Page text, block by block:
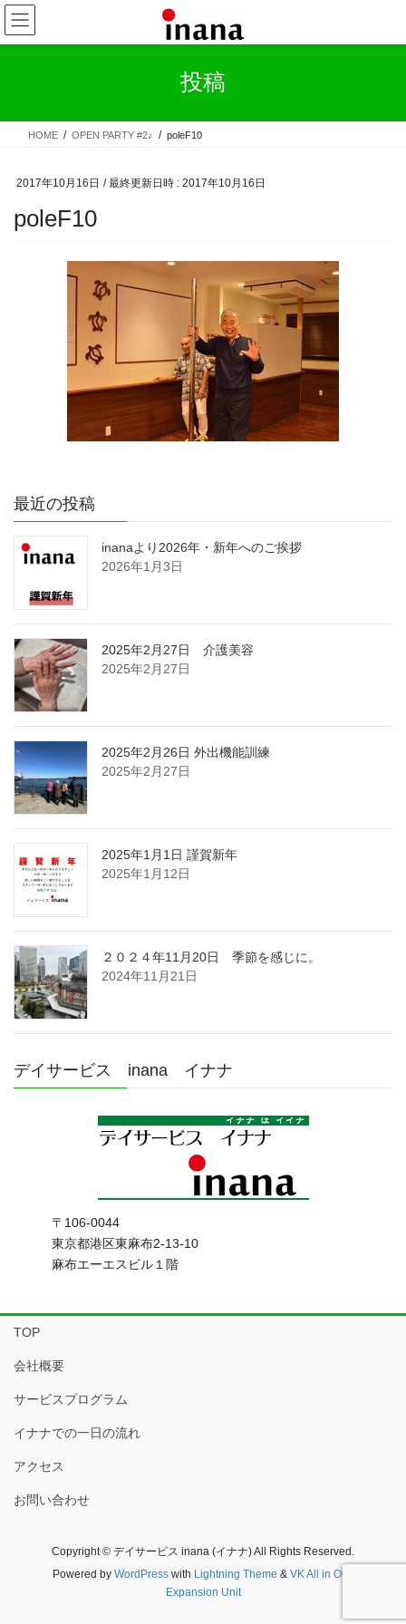
コ
ン
テ
ス
ナ
ビ
ゲ
ン
投稿
HOME OPEN PARTY #2♪ poleF10
2017年10月16日 / 最終更新日時 : 2017年10月16日
poleF10
最近の投稿
inanaより2026年・新年へのご挨拶
2026年1月3日
2025年2月27日 介護美容
2025年2月27日
2025年2月26日 外出機能訓練
2025年2月27日
2025年1月1日 謹賀新年
2025年1月12日
２０２４年11月20日 季節を感じに。
2024年11月21日
デイサービス inana イナナ
〒106-0044
東京都港区東麻布2-13-10
麻布エーエスビル１階
TOP
会社概要
サービスプログラム
イナナでの一日の流れ
アクセス
お問い合わせ
Copyright © デイサービス inana (イナナ) All Rights Reserved.
Powered by WordPresswith Lightning Theme & VK All in One
Expansion Unit